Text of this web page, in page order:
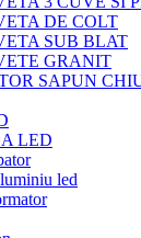
DE COLT
SUB BLAT
GRANIT
SAPUN
LED
led